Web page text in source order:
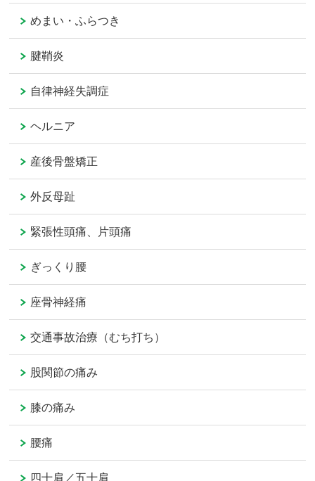
めまい・ふらつき
腱鞘炎
自律神経失調症
ヘルニア
産後骨盤矯正
外反母趾
緊張性頭痛、片頭痛
ぎっくり腰
座骨神経痛
交通事故治療（むち打ち）
股関節の痛み
膝の痛み
腰痛
四十肩／五十肩